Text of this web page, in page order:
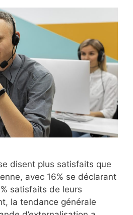
disent plus satisfaits que
avec 16% se déclarant
satisfaits de leurs
la tendance générale